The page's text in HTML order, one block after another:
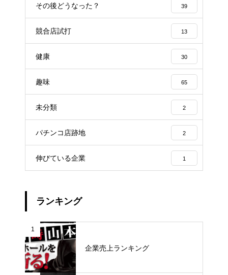
その後どうなった？ 39
競合店試打 13
健康 30
趣味 65
未分類 2
パチンコ店跡地 2
伸びている企業 1
ランキング
1
企業売上ランキング